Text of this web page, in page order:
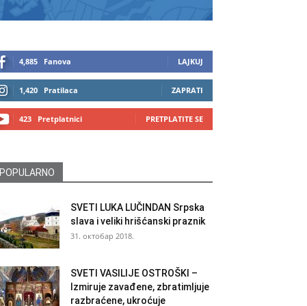
4,885 Fanova LAJKUJ
1,420 Pratilaca ZAPRATI
423 Pretplatnici PRETPLATITE SE
POPULARNO
SVETI LUKA LUČINDAN Srpska
slava i veliki hrišćanski praznik
31. октобар 2018.
SVETI VASILIJE OSTROŠKI –
Izmiruje zavađene, zbratimljuje
razbraćene, ukroćuje